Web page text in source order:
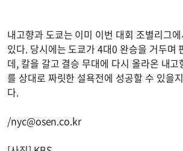
내고향과 도쿄는 이미 이번 대회 조별리그
있다. 당시에는 도쿄가 4대0 완승을 거두며
데, 칼을 갈고 결승 무대에 다시 올라온 내
를 상대로 짜릿한 설욕전에 성공할 수 있을
다.
/nyc@osen.co.kr